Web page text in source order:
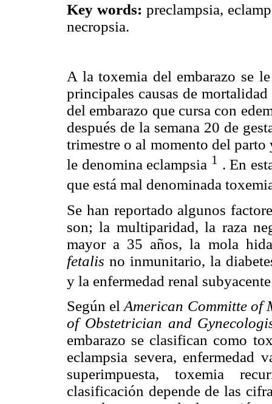
Key words: preclampsia,
necropsia.
A la toxemia del embarazo se
principales causas de
del embarazo que cursa con
después de la semana 20 de
trimestre o al momento del parto
le denomina eclampsia 1 . En
que está mal denominada
Se han reportado algunos
son; la multiparidad, la raza
mayor a 35 años, la mola
fetalis no inmunitario, la
y la enfermedad renal
Según elAmerican Committe of
of Obstetrician and
embarazo se clasifican como
eclampsia severa, enfermedad
superimpuesta, toxemia
clasificación depende de las